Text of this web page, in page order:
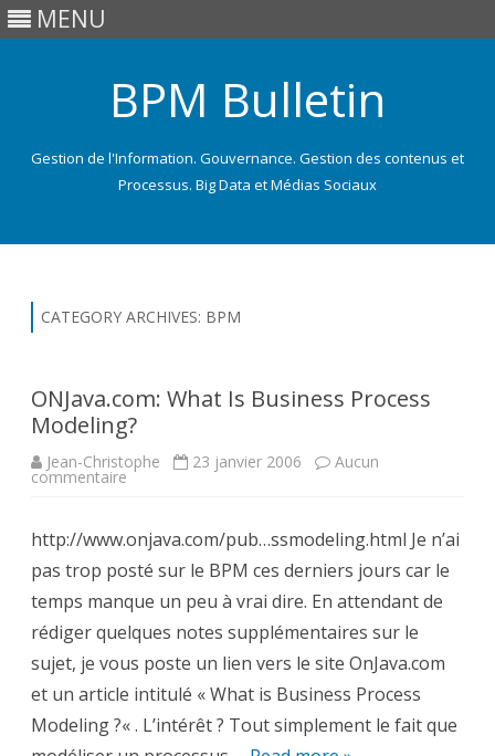
MENU
BPM Bulletin
Gestion de l'Information. Gouvernance. Gestion des contenus et
Processus. Big Data et Médias Sociaux
CATEGORY ARCHIVES: BPM
ONJava.com: What Is Business Process
Modeling?
Jean-Christophe 23 janvier 2006 Aucun
commentaire sur
Business
Process
Modeling?
http://www.onjava.com/pub…ssmodeling.html Je n’ai
pas trop posté sur le BPM ces derniers jours car le
temps manque un peu à vrai dire. En attendant de
rédiger quelques notes supplémentaires sur le
sujet, je vous poste un lien vers le site OnJava.com
et un article intitulé « What is Business Process
Modeling ?« . L’intérêt ? Tout simplement le fait que